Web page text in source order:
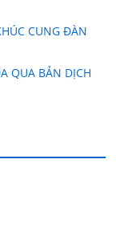
CUNG ĐÀN
QUA BẢN DỊCH